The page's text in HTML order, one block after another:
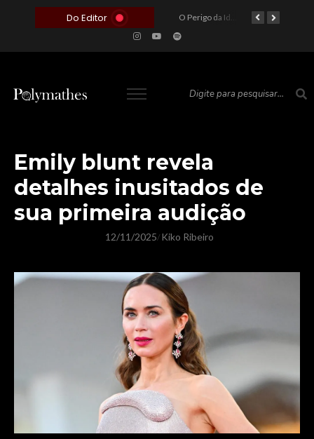
Do Editor
O Voto como Moeda: Clientelismo e o Analfabetismo Funcional Político no Brasil O Perigo da Ideologia Desenfreada na Justiça: Quando a Pauta Política Substitui a Pena Criminal
Emily blunt revela
detalhes inusitados de
sua primeira audição
12/11/2025/ Kiko Ribeiro